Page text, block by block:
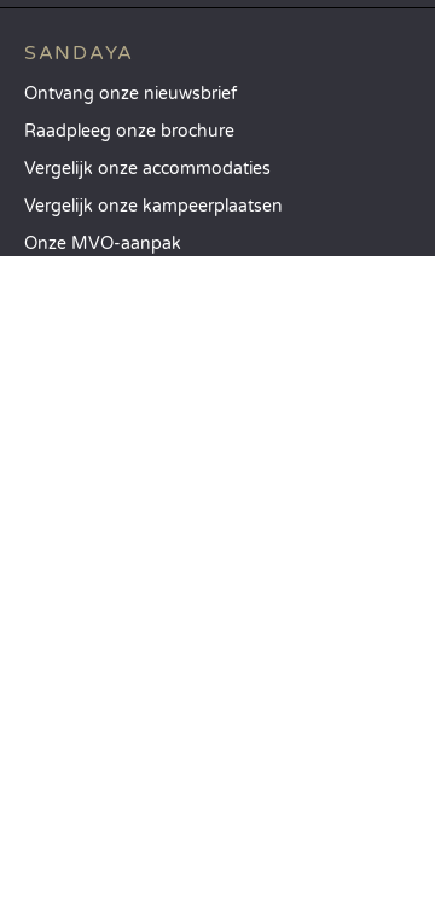
SANDAYA
Ontvang onze nieuwsbrief
Raadpleeg onze brochure
Vergelijk onze accommodaties
Vergelijk onze kampeerplaatsen
Onze MVO-aanpak